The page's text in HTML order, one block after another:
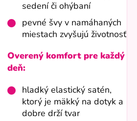
sedení či ohýbaní
pevné švy v namáhaných
miestach zvyšujú životnosť
Overený komfort pre každý
deň:
hladký elastický satén,
ktorý je mäkký na dotyk a
dobre drží tvar